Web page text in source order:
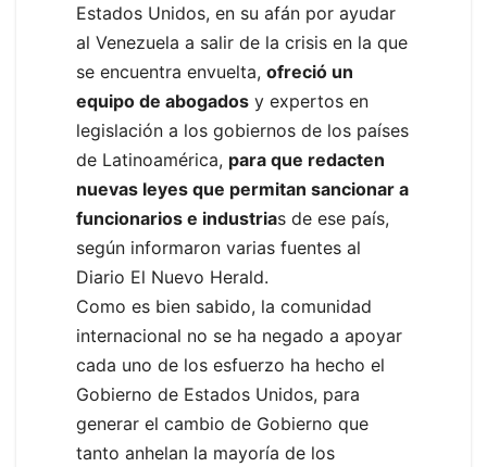
Estados Unidos, en su afán por ayudar
al Venezuela a salir de la crisis en la que
se encuentra envuelta, ofreció un
equipo de abogados y expertos en
legislación a los gobiernos de los países
de Latinoamérica, para que redacten
nuevas leyes que permitan sancionar a
funcionarios e industrias de ese país,
según informaron varias fuentes al
Diario El Nuevo Herald.
Como es bien sabido, la comunidad
internacional no se ha negado a apoyar
cada uno de los esfuerzo ha hecho el
Gobierno de Estados Unidos, para
generar el cambio de Gobierno que
tanto anhelan la mayoría de los